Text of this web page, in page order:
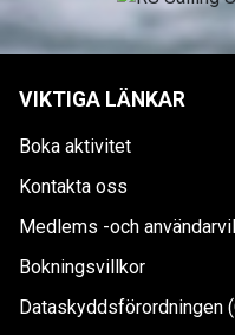
VIKTIGA LÄNKAR
Boka aktivitet
Kontakta oss
Medlems -och
Bokningsvillkor
Dataskyddsförordningen